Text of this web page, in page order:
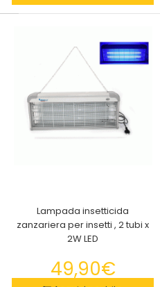
3 In 1 spazzola ad aria calda
Lampada insetticida
zanzariera per insetti , 2 tubi x
2W LED
49,90€